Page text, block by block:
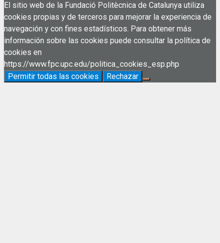
El sitio web de la Fundació Politècnica de Catalunya utiliza
cookies propias y de terceros para mejorar la experiencia de
navegación y con fines estadísticos. Para obtener más
información sobre las cookies puede consultar la política de
cookies en
https://www.fpc.upc.edu/politica_cookies_esp.php
Permitir todas las cookies
Rechazar